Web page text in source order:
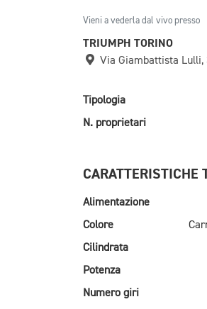
Vieni a vederla dal vivo presso
TRIUMPH TORINO
Via Giambattista Lulli,
Tipologia
N. proprietari
CARATTERISTICHE
Alimentazione
Colore
Cilindrata
Potenza
Numero giri